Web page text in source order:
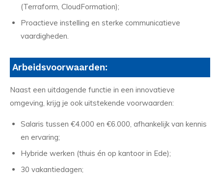
(Terraform, CloudFormation);
Proactieve instelling en sterke communicatieve
vaardigheden.
Arbeidsvoorwaarden:
Naast een uitdagende functie in een innovatieve
omgeving, krijg je ook uitstekende voorwaarden:
Salaris tussen €4.000 en €6.000, afhankelijk van kennis
en ervaring;
Hybride werken (thuis én op kantoor in Ede);
30 vakantiedagen;